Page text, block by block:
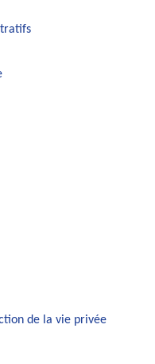
de la vie privée